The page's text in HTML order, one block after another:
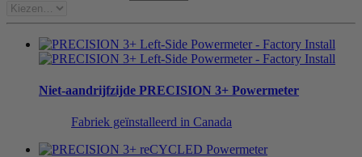
Niet-aandrijfzijde PRECISION 3+ Powermeter
Fabriek geïnstalleerd in Canada